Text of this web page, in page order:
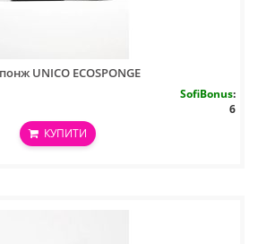
UNICO ECOSPONGE
SofiBonus:
6
КУПИТИ